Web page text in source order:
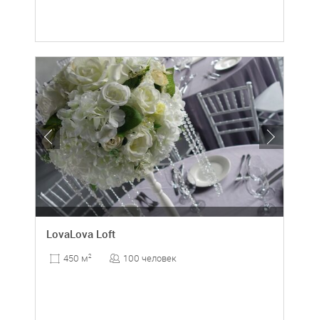
LovaLova Loft
450 м2 100 человек